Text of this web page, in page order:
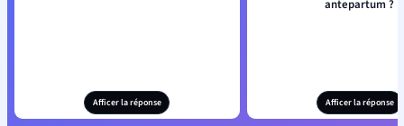
Afficer la réponse
antepartum ?
Afficer la réponse